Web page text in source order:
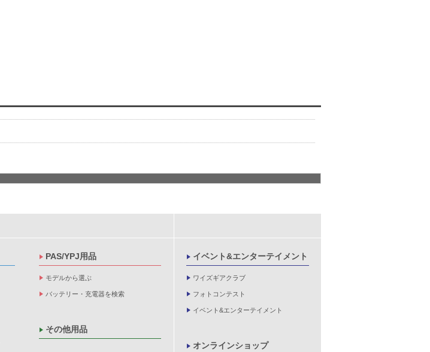
PAS/YPJ用品
モデルから選ぶ
バッテリー・充電器を検索
その他用品
イベント&エンターテイメント
ワイズギアクラブ
フォトコンテスト
イベント&エンターテイメント
オンラインショップ